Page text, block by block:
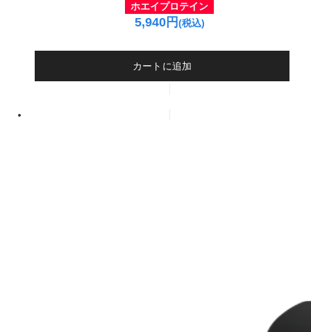
ホエイプロテイン
5,940円(税込)
カートに追加